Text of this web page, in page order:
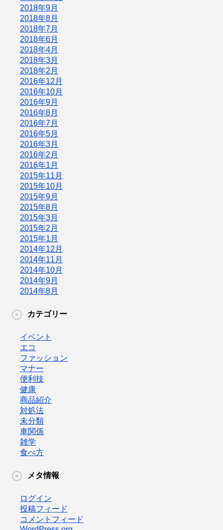
2018年9月
2018年8月
2018年7月
2018年6月
2018年4月
2018年3月
2018年2月
2016年12月
2016年10月
2016年9月
2016年8月
2016年7月
2016年5月
2016年3月
2016年2月
2016年1月
2015年11月
2015年10月
2015年9月
2015年8月
2015年3月
2015年2月
2015年1月
2014年12月
2014年11月
2014年10月
2014年9月
2014年8月
カテゴリー
イベント
エコ
ファッション
マナー
便利技
健康
商品紹介
対処法
未分類
車関係
雑学
食べ方
メタ情報
ログイン
投稿フィード
コメントフィード